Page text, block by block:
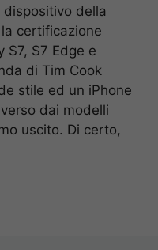
dispositivo della
certificazione
S7, S7 Edge e
di Tim Cook
stile ed un iPhone
dai modelli
uscito. Di certo,